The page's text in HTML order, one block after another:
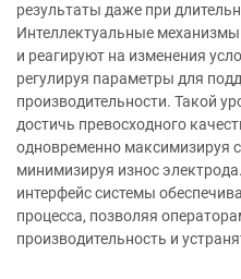
результаты даже при
Интеллектуальные
и реагируют на изменения
регулируя параметры для
производительности. Такой
достичь превосходного
одновременно максимизируя
минимизируя износ
интерфейс системы
процесса, позволяя
производительность и